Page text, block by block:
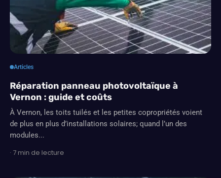
Articles
Réparation panneau photovoltaïque à
Vernon : guide et coûts
À Vernon, les toits tuilés et les petites copropriétés voient
de plus en plus d’installations solaires; quand l’un des
modules...
· 7 min de lecture